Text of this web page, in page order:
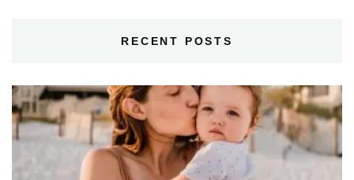
RECENT POSTS